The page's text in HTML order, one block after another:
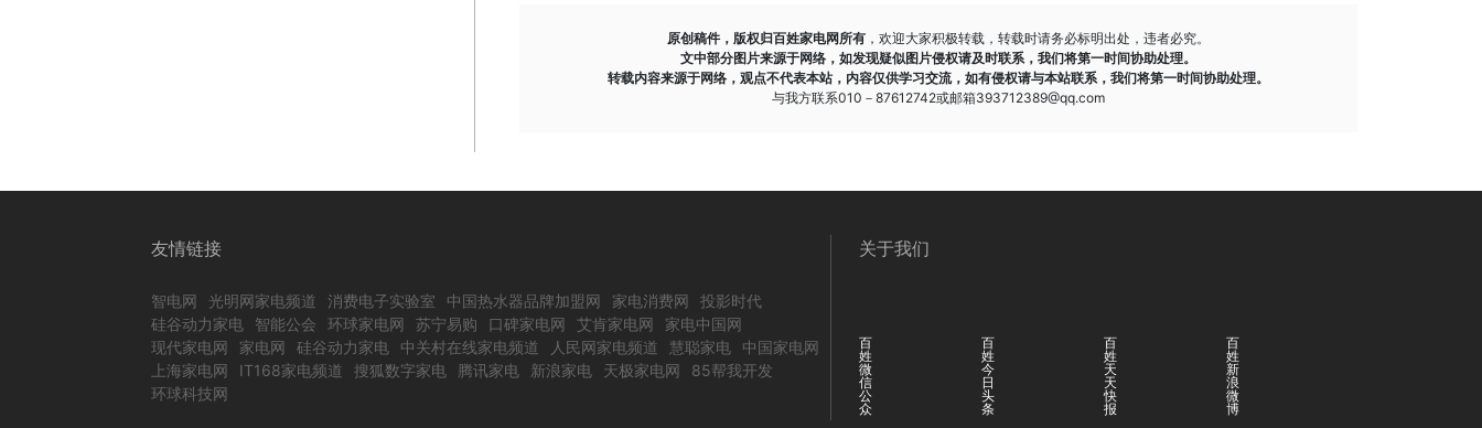
原创稿件，版权归百姓家电网所有 ，欢迎大家积极转载，转载时请务必标明出处，违者必究。
文中部分图片来源于网络，如发现疑似图片侵权请及时联系，我们将第一时间协助处理。
转载内容来源于网络，观点不代表本站，内容仅供学习交流，如有侵权请与本站联系，我们将第一时间协助处理。
与我方联系010－87612742或邮箱393712389@qq.com
友情链接
智电网 光明网家电频道 消费电子实验室 中国热水器品牌加盟网 家电消费网
投影时代
硅谷动力家电
智能公会 环球家电网 苏宁易购 口碑家电网 艾肯家电网
家电中国网
现代家电网
家电网 硅谷动力家电 中关村在线家电频道 人民网家电频道 慧聪家电
中国家电网
上海家电网
IT168家电频道 搜狐数字家电 腾讯家电 新浪家电 天极家电网
85帮我开发
环球科技网
关于我们
百
姓
微
信
公
众
百
姓
今
日
头
条
百
姓
天
天
快
报
百
姓
新
浪
微
博